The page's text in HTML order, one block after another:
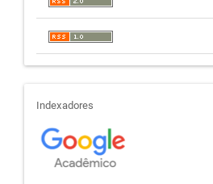
indexadores
Indexadores